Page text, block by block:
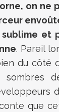
on ne
et
. Pareil
du côté
de
que